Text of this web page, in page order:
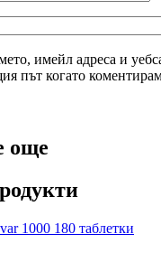
имейл адреса и
път когато
още